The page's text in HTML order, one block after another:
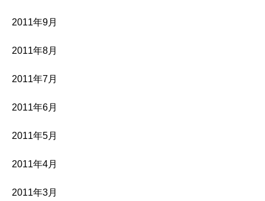
2011年9月
2011年8月
2011年7月
2011年6月
2011年5月
2011年4月
2011年3月